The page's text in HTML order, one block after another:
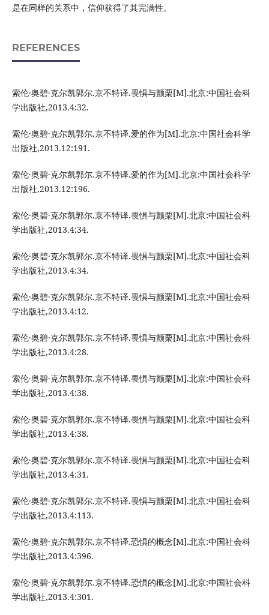
是在同样的关系中，信仰获得了其完满性。
REFERENCES
索伦·奥碧·克尔凯郭尔.京不特译.畏惧与颤栗[M].北京:中国社会科
学出版社,2013.4:32.
索伦·奥碧·克尔凯郭尔.京不特译.爱的作为[M].北京:中国社会科学
出版社,2013.12:191.
索伦·奥碧·克尔凯郭尔.京不特译.爱的作为[M].北京:中国社会科学
出版社,2013.12:196.
索伦·奥碧·克尔凯郭尔.京不特译.畏惧与颤栗[M].北京:中国社会科
学出版社,2013.4:34.
索伦·奥碧·克尔凯郭尔.京不特译.畏惧与颤栗[M].北京:中国社会科
学出版社,2013.4:34.
索伦·奥碧·克尔凯郭尔.京不特译.畏惧与颤栗[M].北京:中国社会科
学出版社,2013.4:12.
索伦·奥碧·克尔凯郭尔.京不特译.畏惧与颤栗[M].北京:中国社会科
学出版社,2013.4:28.
索伦·奥碧·克尔凯郭尔.京不特译.畏惧与颤栗[M].北京:中国社会科
学出版社,2013.4:38.
索伦·奥碧·克尔凯郭尔.京不特译.畏惧与颤栗[M].北京:中国社会科
学出版社,2013.4:38.
索伦·奥碧·克尔凯郭尔.京不特译.畏惧与颤栗[M].北京:中国社会科
学出版社,2013.4:31.
索伦·奥碧·克尔凯郭尔.京不特译.畏惧与颤栗[M].北京:中国社会科
学出版社,2013.4:113.
索伦·奥碧·克尔凯郭尔.京不特译.恐惧的概念[M].北京:中国社会科
学出版社,2013.4:396.
索伦·奥碧·克尔凯郭尔.京不特译.恐惧的概念[M].北京:中国社会科
学出版社,2013.4:301.